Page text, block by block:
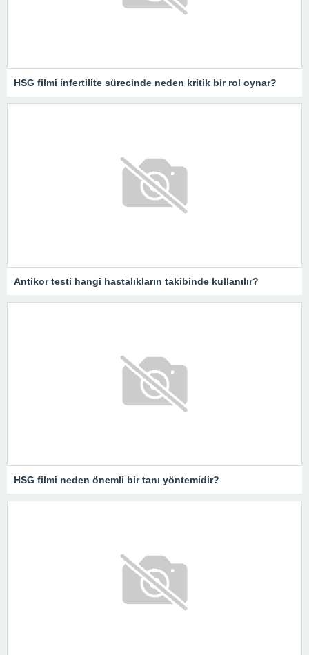
HSG filmi infertilite sürecinde neden kritik bir rol oynar?
Antikor testi hangi hastalıkların takibinde kullanılır?
HSG filmi neden önemli bir tanı yöntemidir?